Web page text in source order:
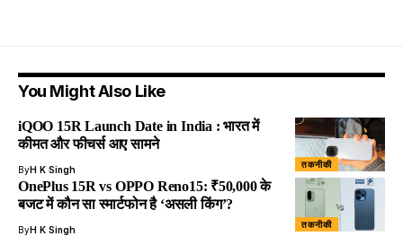
You Might Also Like
तकनीकी
iQOO 15R Launch Date in India : भारत में
कीमत और फीचर्स आए सामने
ByH K Singh
तकनीकी
OnePlus 15R vs OPPO Reno15: ₹50,000 के
बजट में कौन सा स्मार्टफोन है ‘असली किंग’?
ByH K Singh